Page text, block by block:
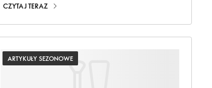
długotrwały blask.
CZYTAJ TERAZ
ARTYKUŁY SEZONOWE